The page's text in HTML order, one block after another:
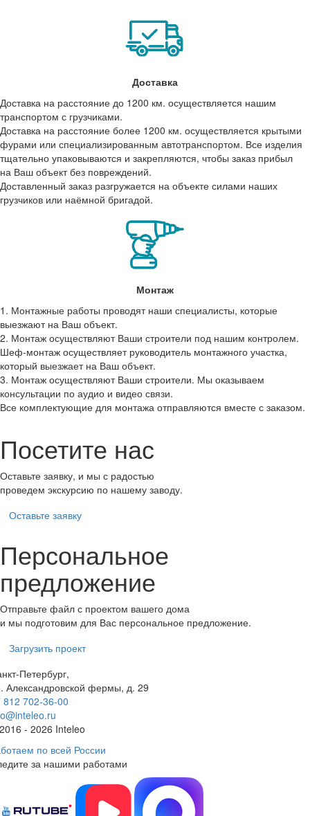
Доставка
Доставка на расстояние до 1200 км. осуществляется нашим
транспортом с грузчиками.
Доставка на расстояние более 1200 км. осуществляется крытыми
фурами или специализированным автотранспортом. Все изделия
тщательно упаковываются и закрепляются, чтобы заказ прибыл
на Ваш объект без повреждений.
Доставленный заказ разгружается на объекте силами наших
грузчиков или наёмной бригадой.
Монтаж
1. Монтажные работы проводят наши специалисты, которые
выезжают на Ваш объект.
2. Монтаж осуществляют Ваши строители под нашим контролем.
Шеф-монтаж осуществляет руководитель монтажного участка,
который выезжает на Ваш объект.
3. Монтаж осуществляют Ваши строители. Мы оказываем
консультации по аудио и видео связи.
Все комплектующие для монтажа отправляются вместе с заказом.
Посетите нас
Оставьте заявку, и мы с радостью
проведем экскурсию по нашему заводу.
Оставьте заявку
Персональное
предложение
Отправьте файл с проектом вашего дома
и мы подготовим для Вас персональное предложение.
Загрузить проект
Петербург,
Александровской фермы, д. 29
812 702-36-00
- 2026 Inteleo
по всей России
за нашими работами